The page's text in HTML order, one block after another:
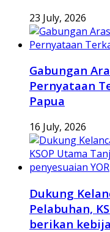
23 July, 2026
Gabungan
Pernyataan
Papua
16 July, 2026
Dukung
Pelabuhan,
berikan